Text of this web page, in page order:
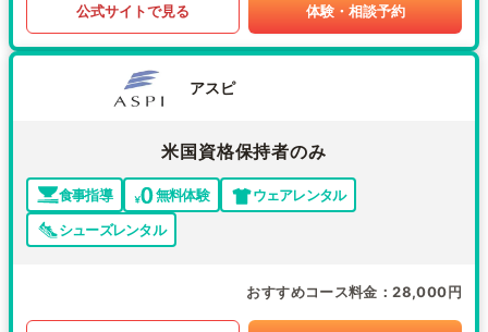
公式サイトで見る 体験・相談予約
アスピ
米国資格保持者のみ
食事指導 無料体験
ウェアレンタル
シューズレンタル
おすすめコース料金 28,000円